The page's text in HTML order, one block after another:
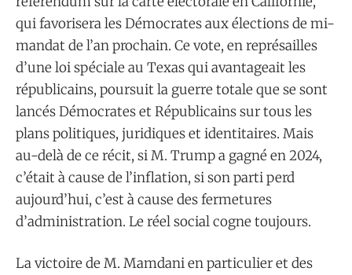
qui favorisera les Démocrates aux élections de mi-
mandat de l’an prochain. Ce vote, en représailles
d’une loi spéciale au Texas qui avantageait les
républicains, poursuit la guerre totale que se sont
lancés Démocrates et Républicains sur tous les
plans politiques, juridiques et identitaires. Mais
au-delà de ce récit, si M. Trump a gagné en 2024,
c’était à cause de l’inflation, si son parti perd
aujourd’hui, c’est à cause des fermetures
d’administration. Le réel social cogne toujours.
La victoire de M. Mamdani en particulier et des